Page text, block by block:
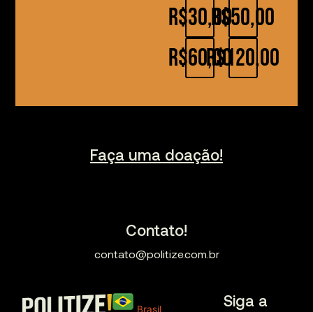
R$30,00
R$60,00
R$50,00
R$120,00
Faça uma doação!
Contato!
contato@politize.com.br
Brasil
Siga a